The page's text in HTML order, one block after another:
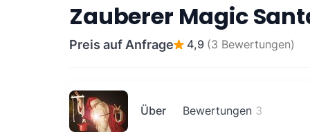
Zauberer Magic
Preis auf Anfrage 4,9 (3 Bewertungen)
Über Bewertungen 3